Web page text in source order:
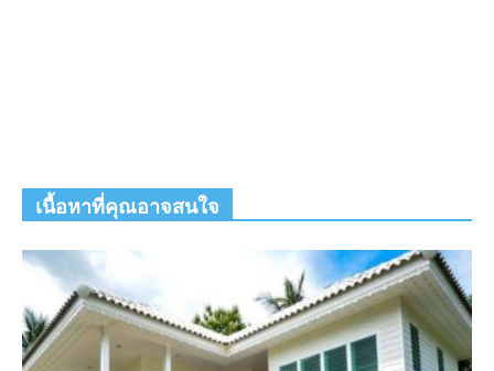
เนื้อหาที่คุณอาจสนใจ